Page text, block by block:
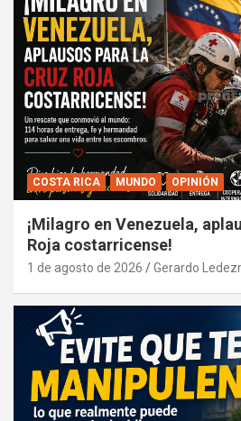
COSTA RICA MUNDO OPINIÓN
¡Milagro en Venezuela,
Roja costarricense!
1 de agosto de 2026 Gerardo